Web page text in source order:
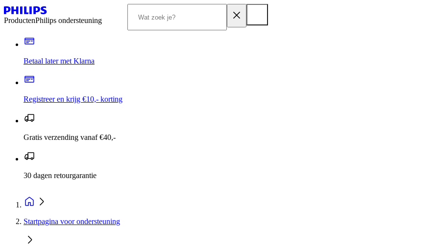
ProductenPhilips ondersteuning
Betaal later met Klarna
Registreer en krijg €10,- korting
Gratis verzending vanaf €40,-
30 dagen retourgarantie
Startpagina voor ondersteuning